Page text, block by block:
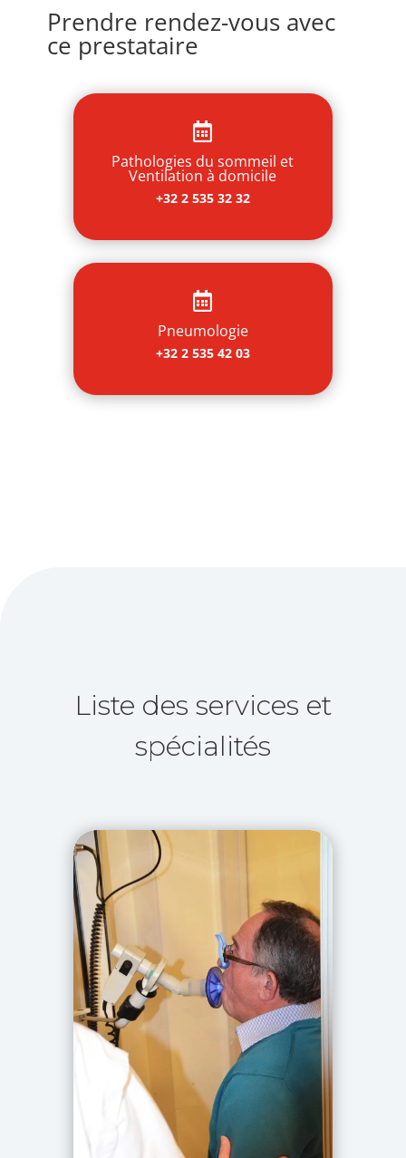
Prendre rendez-vous avec
ce prestataire

Pathologies du sommeil et
Ventilation à domicile
+32 2 535 32 32

Pneumologie
+32 2 535 42 03
Liste des services et
spécialités